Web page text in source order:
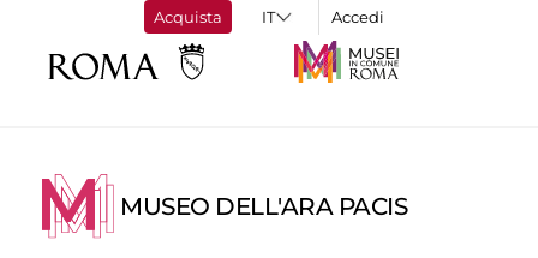
Acquista Accedi
MUSEO DELL'ARA PACIS